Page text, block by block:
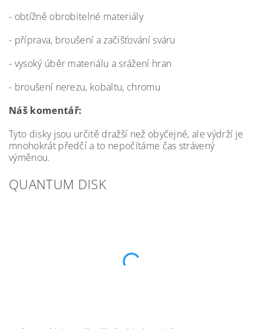
- obtížně obrobitelné materiály
- příprava, broušení a začišťování sváru
- vysoký úběr materiálu a srážení hran
- broušení nerezu, kobaltu, chromu
Náš komentář:
Tyto disky jsou určitě dražší než obyčejné, ale výdrží je
mnohokrát předčí a to nepočítáme čas strávený
výměnou.
QUANTUM DISK